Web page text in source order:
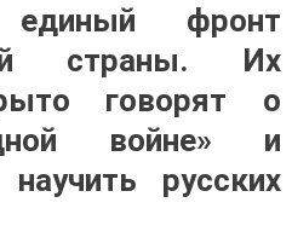
единый фронт
страны. Их
говорят о
войне» и
русских